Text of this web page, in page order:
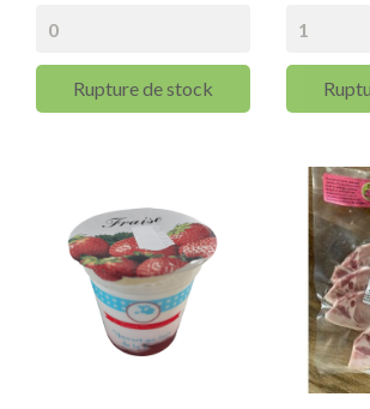
Rupture de stock